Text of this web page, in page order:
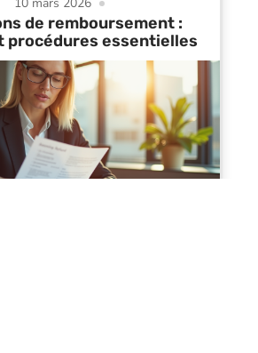
de remboursement :
procédures essentielles